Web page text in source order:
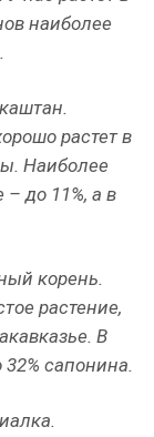
наиболее
растет в
Наиболее
до 11%, а в
корень.
растение,
В
32% сапонина.